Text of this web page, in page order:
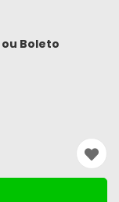
ou Boleto